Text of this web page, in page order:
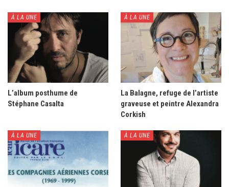
À LA UNE
L’album posthume de
Stéphane Casalta
À LA UNE
La Balagne, refuge de l’artiste
graveuse et peintre Alexandra
Corkish
À LA UNE À LA UNE